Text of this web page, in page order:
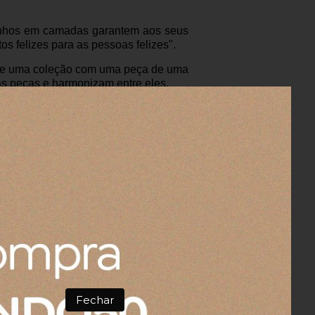
em camadas garantem aos seus
felizes para as pessoas felizes".
uma coleção com uma peça de uma
peças e harmonizam entre eles.
Fechar